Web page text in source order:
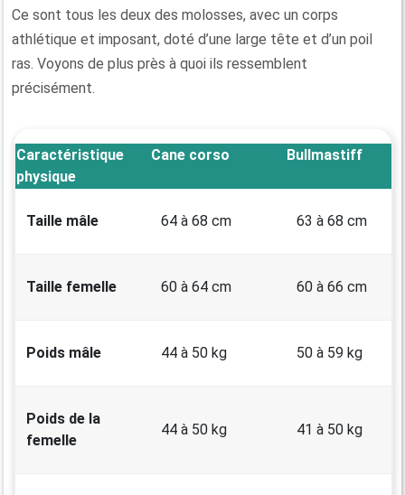
Ce sont tous les deux des molosses, avec un corps
athlétique et imposant, doté d’une large tête et d’un poil
ras. Voyons de plus près à quoi ils ressemblent
précisément.
Caractéristique
physique
Cane corso Bullmastiff
Taille mâle 64 à 68 cm 63 à 68 cm
Taille femelle 60 à 64 cm 60 à 66 cm
Poids mâle 44 à 50 kg 50 à 59 kg
Poids de la
femelle
44 à 50 kg 41 à 50 kg